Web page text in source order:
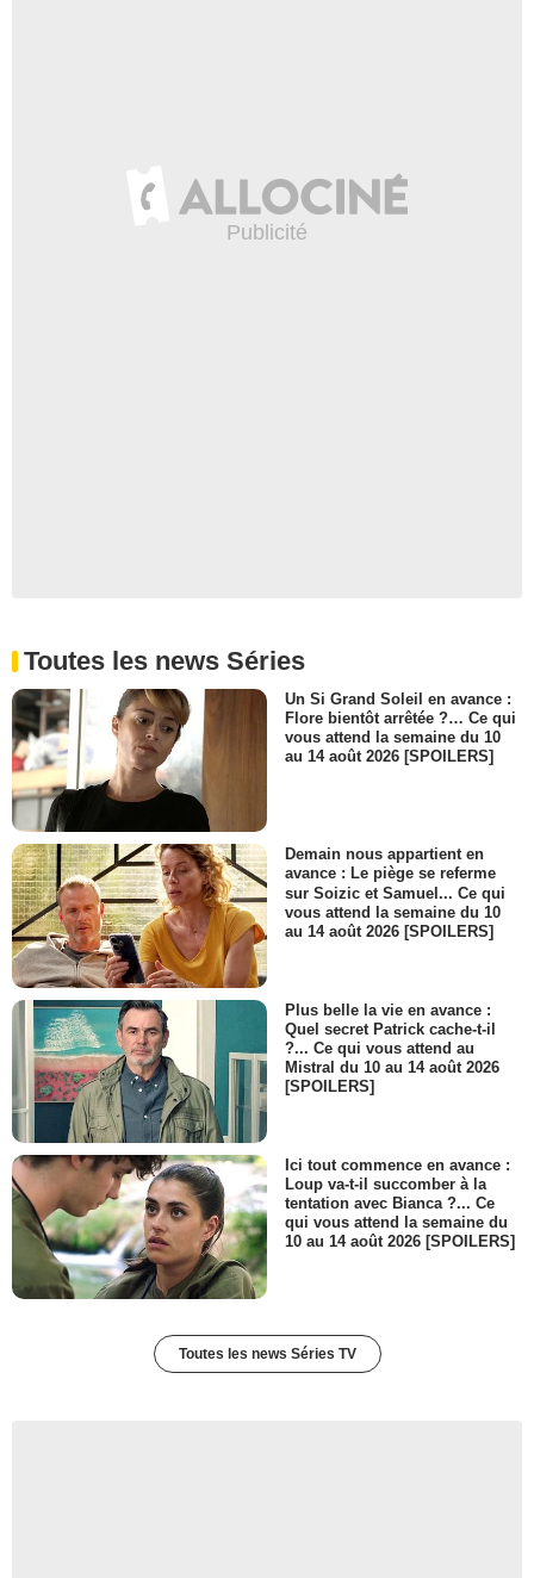
Toutes les news Séries
Un Si Grand Soleil en avance :
Flore bientôt arrêtée ?… Ce qui
vous attend la semaine du 10
au 14 août 2026 [SPOILERS]
Demain nous appartient en
avance : Le piège se referme
sur Soizic et Samuel... Ce qui
vous attend la semaine du 10
au 14 août 2026 [SPOILERS]
Plus belle la vie en avance :
Quel secret Patrick cache-t-il
?... Ce qui vous attend au
Mistral du 10 au 14 août 2026
[SPOILERS]
Ici tout commence en avance :
Loup va-t-il succomber à la
tentation avec Bianca ?... Ce
qui vous attend la semaine du
10 au 14 août 2026 [SPOILERS]
Toutes les news Séries TV